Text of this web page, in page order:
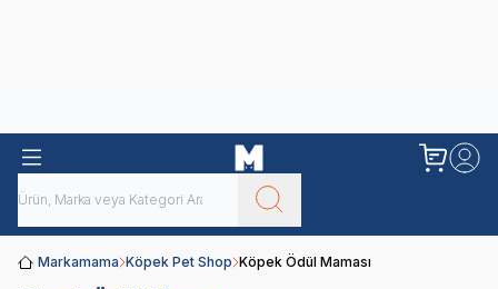
Markamama Köpek Pet Shop Köpek Ödül Maması